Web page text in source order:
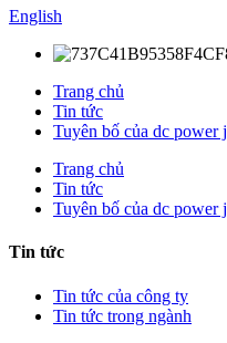
English
Trang chủ
Tin tức
Tuyên bố của dc power
Trang chủ
Tin tức
Tuyên bố của dc power
Tin tức
Tin tức của công ty
Tin tức trong ngành